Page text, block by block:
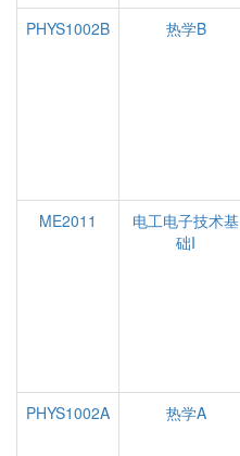
PHYS1002B
热学B
ME2011
电工电子技术基
础I
PHYS1002A
热学A